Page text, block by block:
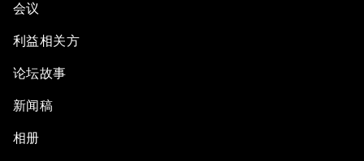
会议
利益相关方
论坛故事
新闻稿
相册